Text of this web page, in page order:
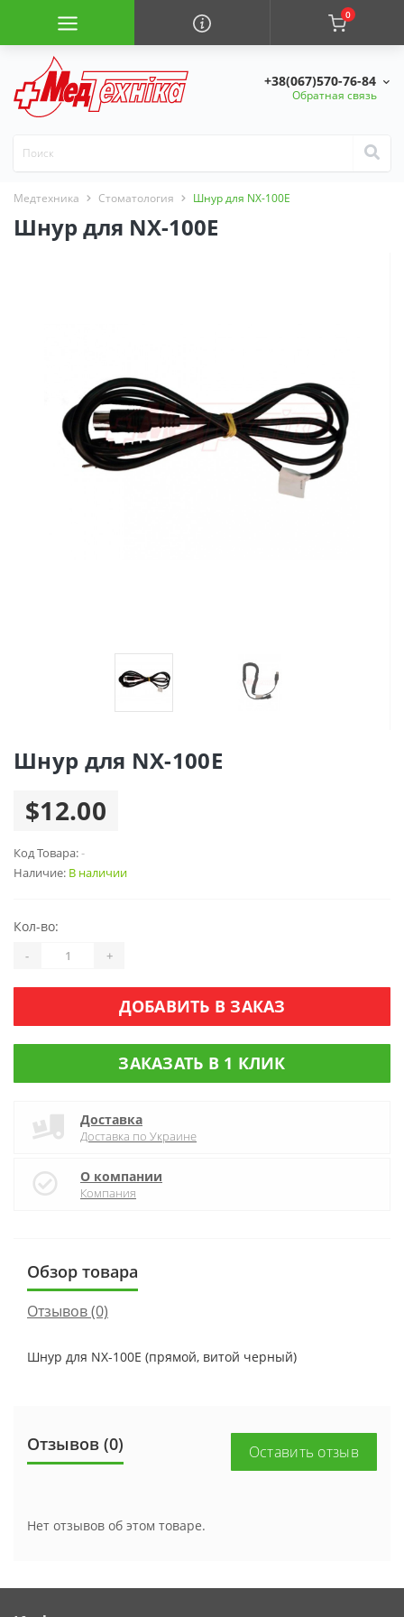
0
+38(067)570-76-84
Обратная связь
Медтехника Стоматология Шнур для NX-100E
Шнур для NX-100E
Шнур для NX-100E
$12.00
Код Товара:-
Наличие: В наличии
Кол-во:
- +
ДОБАВИТЬ В ЗАКАЗ
ЗАКАЗАТЬ В 1 КЛИК
Доставка
Доставка по Украине
О компании
Компания
Обзор товара
Отзывов (0)
Шнур для NX-100E (прямой, витой черный)
Отзывов (0) Оставить отзыв
Нет отзывов об этом товаре.